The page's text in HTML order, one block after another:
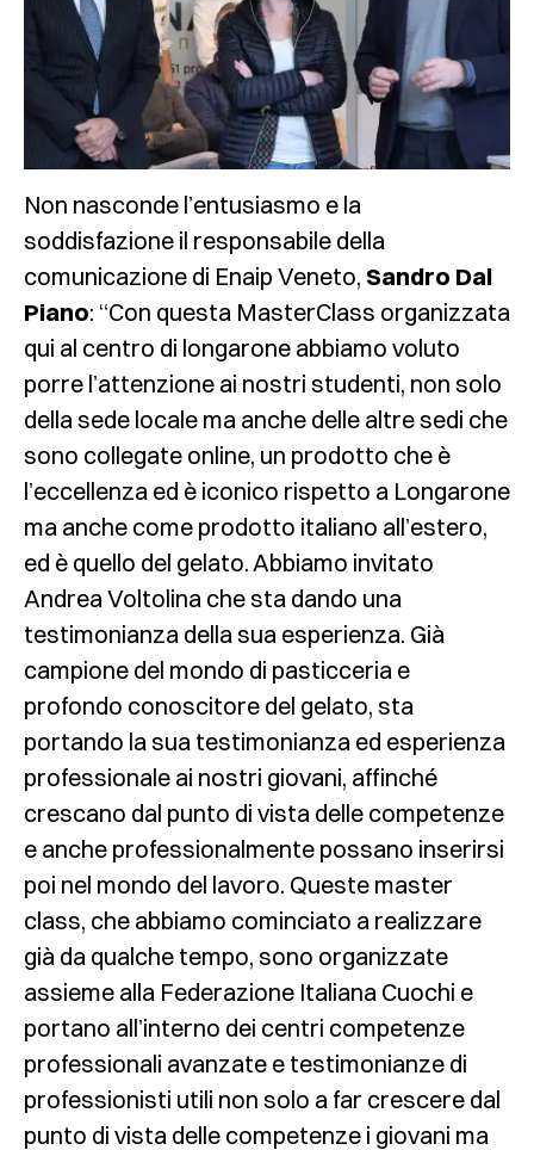
Non nasconde l’entusiasmo e la
soddisfazione il responsabile della
comunicazione di Enaip Veneto, Sandro Dal
Piano: “Con questa MasterClass organizzata
qui al centro di longarone abbiamo voluto
porre l’attenzione ai nostri studenti, non solo
della sede locale ma anche delle altre sedi che
sono collegate online, un prodotto che è
l’eccellenza ed è iconico rispetto a Longarone
ma anche come prodotto italiano all’estero,
ed è quello del gelato. Abbiamo invitato
Andrea Voltolina che sta dando una
testimonianza della sua esperienza. Già
campione del mondo di pasticceria e
profondo conoscitore del gelato, sta
portando la sua testimonianza ed esperienza
professionale ai nostri giovani, affinché
crescano dal punto di vista delle competenze
e anche professionalmente possano inserirsi
poi nel mondo del lavoro. Queste master
class, che abbiamo cominciato a realizzare
già da qualche tempo, sono organizzate
assieme alla Federazione Italiana Cuochi e
portano all’interno dei centri competenze
professionali avanzate e testimonianze di
professionisti utili non solo a far crescere dal
punto di vista delle competenze i giovani ma